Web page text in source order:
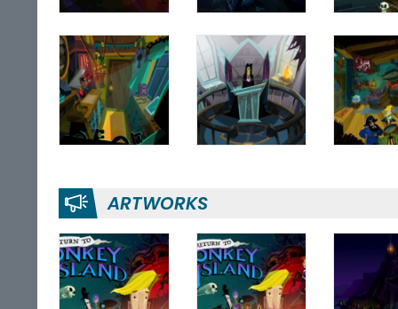
ARTWORKS